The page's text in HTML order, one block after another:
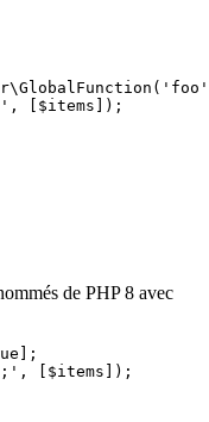
[$items]);
de PHP 8 avec
[$items]);